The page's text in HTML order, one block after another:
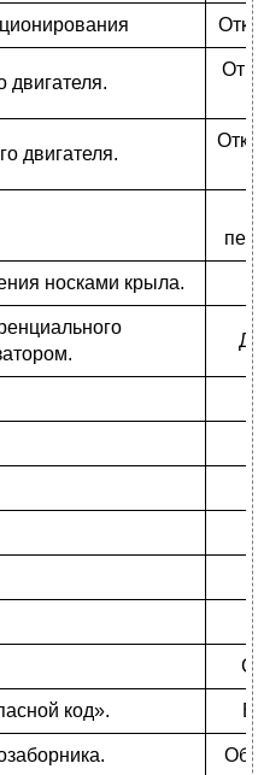
двигателя.
двигателя.
носками крыла.
код».